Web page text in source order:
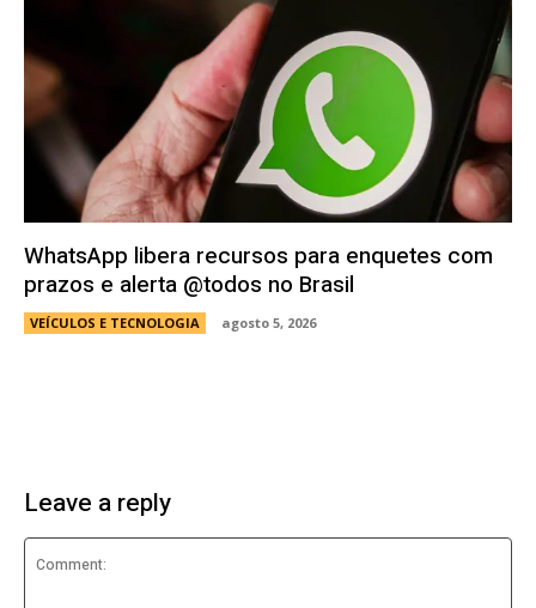
WhatsApp libera recursos para enquetes com
prazos e alerta @todos no Brasil
VEÍCULOS E TECNOLOGIA agosto 5, 2026
Leave a reply